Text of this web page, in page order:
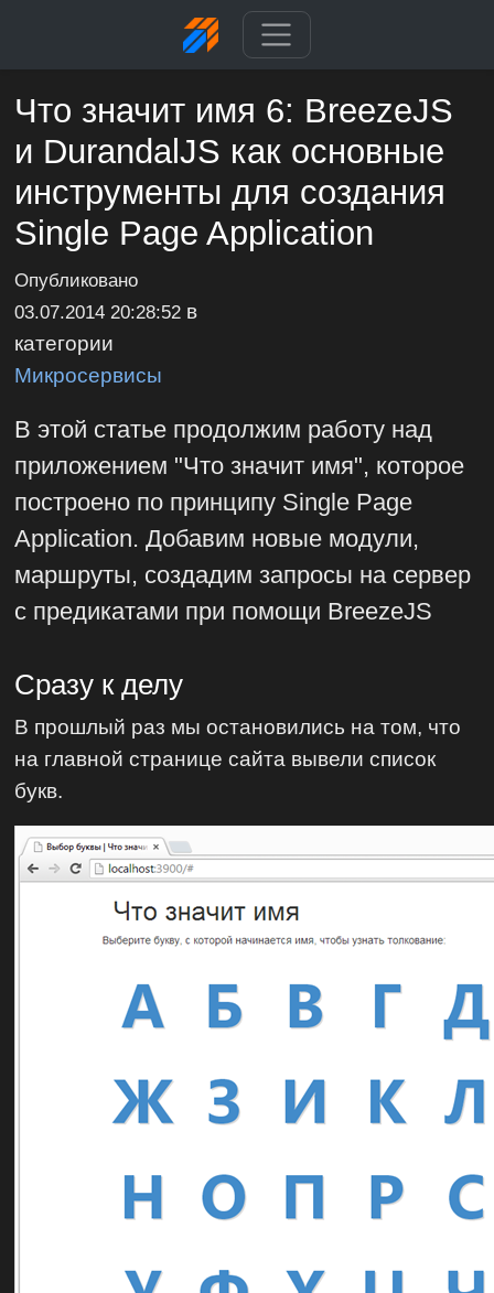
Что значит имя 6: BreezeJS
и DurandalJS как основные
инструменты для создания
Single Page Application
Опубликовано
03.07.2014 20:28:52 в
категории
Микросервисы
В этой статье продолжим работу над
приложением "Что значит имя", которое
построено по принципу Single Page
Application. Добавим новые модули,
маршруты, создадим запросы на сервер
с предикатами при помощи BreezeJS
Сразу к делу
В прошлый раз мы остановились на том, что
на главной странице сайта вывели список
букв.